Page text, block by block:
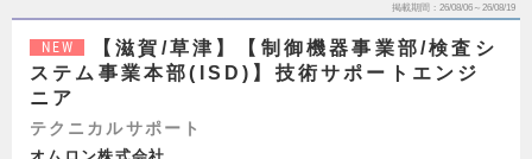
掲載期間 26/08/06～26/08/19
NEW
【滋賀/草津】【制御機器事業部/検査シ
ステム事業本部(ISD)】技術サポートエンジ
ニア
テクニカルサポート
オムロン株式会社